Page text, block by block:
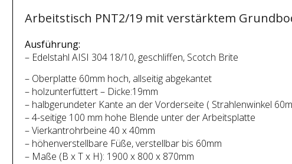
Arbeitstisch PNT2/19 mit verstärktem
Ausführung:
– Edelstahl AISI 304 18/10, geschliffen, Scotch Brite
– Oberplatte 60mm hoch, allseitig abgekantet
– holzunterfüttert – Dicke:19mm
– halbgerundeter Kante an der Vorderseite ( Strahlenwinkel
– 4-seitige 100 mm hohe Blende unter der Arbeitsplatte
– Vierkantrohrbeine 40 x 40mm
– höhenverstellbare Füße, verstellbar bis 60mm
– Maße (B x T x H): 1900 x 800 x 870mm